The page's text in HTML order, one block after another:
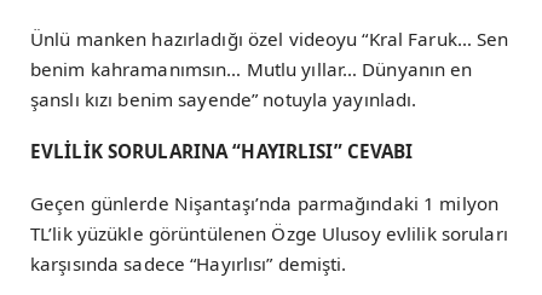
Ünlü manken hazırladığı özel videoyu “Kral Faruk… Sen
benim kahramanımsın… Mutlu yıllar… Dünyanın en
şanslı kızı benim sayende” notuyla yayınladı.
EVLİLİK SORULARINA “HAYIRLISI” CEVABI
Geçen günlerde Nişantaşı’nda parmağındaki 1 milyon
TL’lik yüzükle görüntülenen Özge Ulusoy evlilik soruları
karşısında sadece “Hayırlısı” demişti.